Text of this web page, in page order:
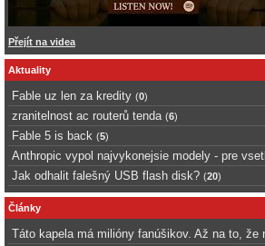
Přejít na videa
Aktuality
Fable uz len za kredity (0)
zranitelnost ac routerů tenda (6)
Fable 5 is back (5)
Anthropic vypol najvykonejsie modely - pre
Jak odhalit falešný USB flash disk? (20)
Články
Táto kapela má milióny fanúšikov. Až na to, že